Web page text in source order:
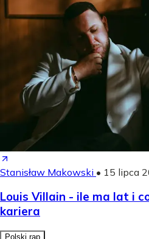
Stanisław Makowski • 15 lipca
Louis Villain - ile ma lat i
kariera
Polski rap